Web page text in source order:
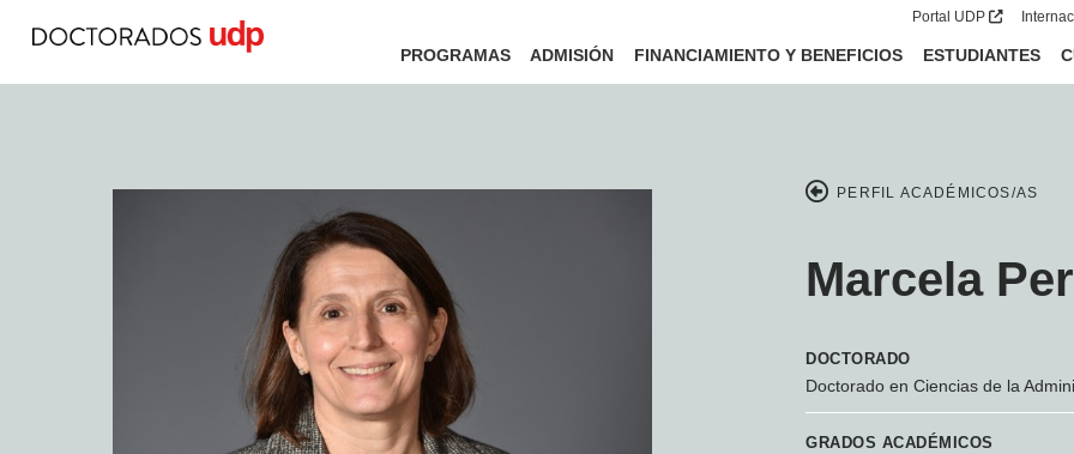
Portal UDP
PROGRAMAS ADMISIÓN FINANCIAMIENTO Y BENEFICIOS ESTUDIANTES
PERFIL ACADÉMICOS/AS
Marcela
DOCTORADO
Doctorado en Ciencias de la
GRADOS ACADÉMICOS